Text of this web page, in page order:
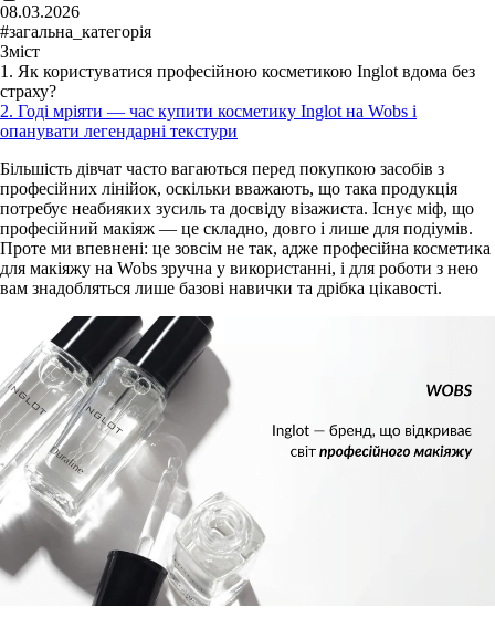
08.03.2026
#загальна_категорія
Зміст
1. Як користуватися професійною косметикою Inglot вдома без
страху?
2. Годі мріяти — час купити косметику Inglot на Wobs і
опанувати легендарні текстури
Більшість дівчат часто вагаються перед покупкою засобів з
професійних лінійок, оскільки вважають, що така продукція
потребує неабияких зусиль та досвіду візажиста. Існує міф, що
професійний макіяж — це складно, довго і лише для подіумів.
Проте ми впевнені: це зовсім не так, адже професійна косметика
для макіяжу на Wobs зручна у використанні, і для роботи з нею
вам знадобляться лише базові навички та дрібка цікавості.